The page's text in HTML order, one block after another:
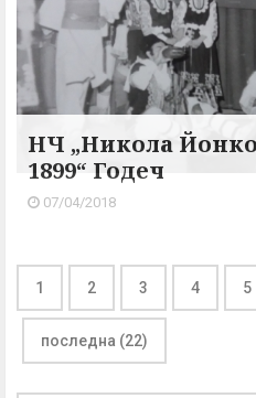
НЧ „Никола
1899“ Годеч
07/04/2018
1 2 3 4 5
последна (22)